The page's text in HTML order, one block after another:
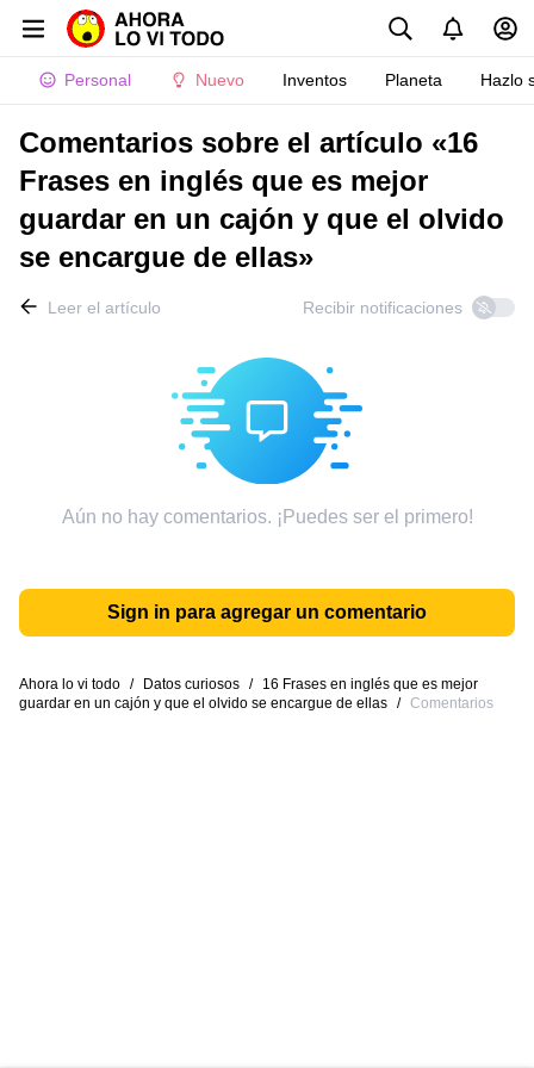
Personal Nuevo Inventos Planeta Hazlo
Comentarios sobre el artículo «16
Frases en inglés que es mejor
guardar en un cajón y que el olvido
se encargue de ellas»
Leer el artículo Recibir notificaciones
Aún no hay comentarios. ¡Puedes ser el primero!
Sign in para agregar un comentario
Ahora lo vi todo / Datos curiosos /
16 Frases en inglés que es mejor
guardar en un cajón y que el olvido se encargue de ellas / Comentarios